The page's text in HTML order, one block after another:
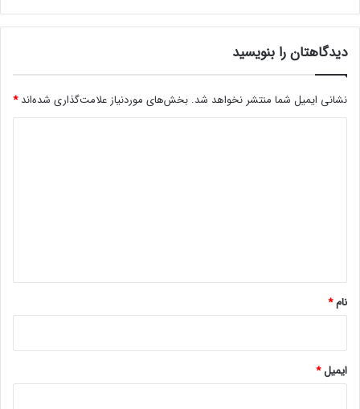
د
ه
ن
د
ی
ک
ر
ش
د
دیدگاهتان را بنویسید
نشانی ایمیل شما منتشر نخواهد شد. بخش‌های موردنیاز علامت‌گذاری شده‌اند*
نام*
ایمیل*